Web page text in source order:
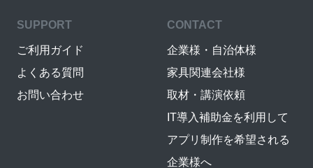
SUPPORT
ご利用ガイド
よくある質問
お問い合わせ
CONTACT
企業様・自治体様
家具関連会社様
取材・講演依頼
IT導入補助金を利用して
アプリ制作を希望される
企業様へ